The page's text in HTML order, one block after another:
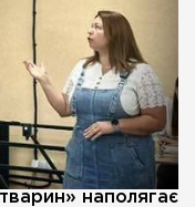
наполягає